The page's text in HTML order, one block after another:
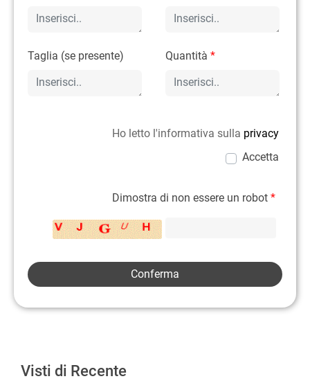
Taglia (se presente) Quantità*
Ho letto l'informativa sulla privacy
Accetta
Dimostra di non essere un robot *
Visti di Recente